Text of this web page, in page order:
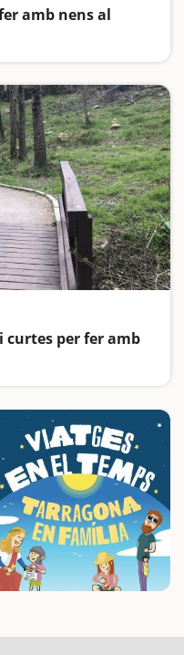
amb nens al
curtes per fer amb